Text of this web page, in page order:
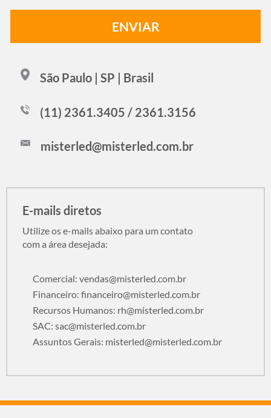
São Paulo | SP | Brasil
(11) 2361.3405 / 2361.3156
misterled@misterled.com.br
E-mails diretos
Utilize os e-mails abaixo para um contato
com a área desejada:
Comercial: vendas@misterled.com.br
Financeiro: financeiro@misterled.com.br
Recursos Humanos: rh@misterled.com.br
SAC: sac@misterled.com.br
Assuntos Gerais: misterled@misterled.com.br